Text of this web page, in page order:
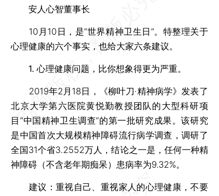
安人心智董事长
10月10日，是“世界精神卫生日”。特整理关于
心理健康的六个事实，也给大家六条建议。
1. 心理健康问题，比你想象得更为严重。
2019年2月18日，《柳叶刀·精神病学》发表了
北京大学第六医院黄悦勤教授团队的大型科研项
目“中国精神卫生调查”的第一批研究成果。该研究
是中国首次大规模精神障碍流行病学调查，调研了
全国31个省3.2552万人，结论之一是，任何一种精
神障碍（不含老年期痴呆）患病率为9.32%。
建议：重视自己、重视家人的心理健康，不要